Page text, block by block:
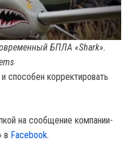
БПЛА «Shark».
способен корректировать
на сообщение компании-
в Facebook.